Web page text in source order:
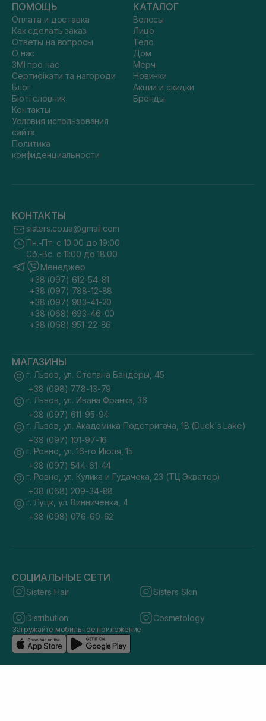
ПОМОЩЬ
Оплата и доставка
Как сделать заказ
Ответы на вопросы
О нас
ЗМІ про нас
Сертифікати та нагороди
Блог
Бюті словник
Контакты
Условия использования
сайта
Политика
конфиденциальности
КАТАЛОГ
Волосы
Лицо
Тело
Дом
Мерч
Новинки
Акции и скидки
Бренды
КОНТАКТЫ
sisters.co.ua@gmail.com
Пн.-Пт. с 10:00 до 19:00
Сб.-Вс. с 11:00 до 18:00
Менеджер
+38 (097) 612-54-81
+38 (097) 788-12-88
+38 (097) 983-41-20
+38 (068) 693-46-00
+38 (068) 951-22-86
МАГАЗИНЫ
г. Львов, ул. Степана Бандеры, 45
+38 (098) 778-13-79
г. Львов, ул. Ивана Франка, 36
+38 (097) 611-95-94
г. Львов, ул. Академика Подстригача, 1В (Duck's Lake)
+38 (097) 101-97-16
г. Ровно, ул. 16-го Июля, 15
+38 (097) 544-61-44
г. Ровно, ул. Кулика и Гудачека, 23 (ТЦ Экватор)
+38 (068) 209-34-88
г. Луцк, ул. Винниченка, 4
+38 (098) 076-60-62
СОЦИАЛЬНЫЕ СЕТИ
Sisters Hair Sisters Skin
Distribution Cosmetology
Загружайте мобильное приложение